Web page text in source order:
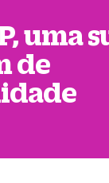
uma
de